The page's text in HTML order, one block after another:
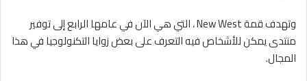
وتهدف قمة New West ، التي هي الآن في عامها الرابع إلى توفير
منتدى يمكن للأشخاص فيه التعرف على بعض زوايا التكنولوجيا في هذا
المجال.